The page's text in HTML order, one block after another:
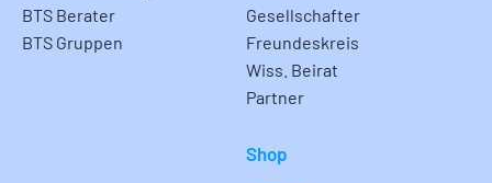
BTS Berater
BTS Gruppen
Gesellschafter
Freundeskreis
Wiss. Beirat
Partner
Shop